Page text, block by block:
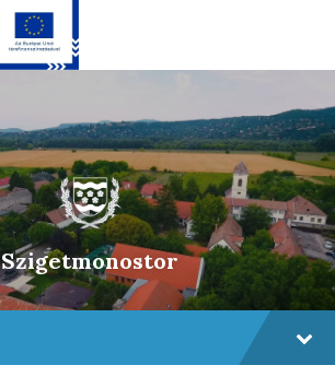
content
main
navigation
footer
Szigetmonostor